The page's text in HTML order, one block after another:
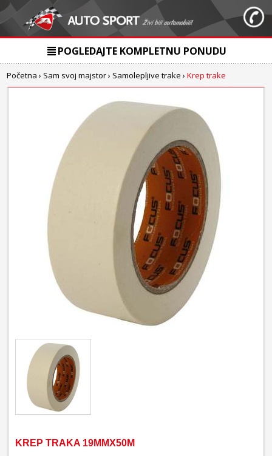
POGLEDAJTE KOMPLETNU PONUDU
Početna › Sam svoj majstor› Samolepljive trake ›Krep trake
KREP TRAKA 19MMX50M